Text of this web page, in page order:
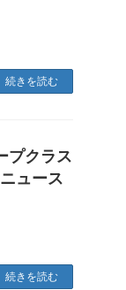
続きを読む
プクラス
ュース
続きを読む